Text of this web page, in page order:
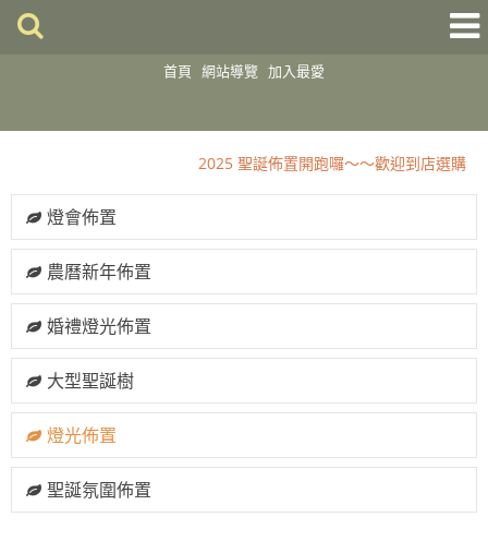
首頁 網站導覽 加入最愛
2025 聖誕佈置開跑囉～～歡迎到店選購
2025年 聖誕佈置 工程 已經開始準備囉～ 歡迎來電詢問＾＾
燈會佈置
農曆新年佈置
婚禮燈光佈置
大型聖誕樹
燈光佈置
聖誕氛圍佈置